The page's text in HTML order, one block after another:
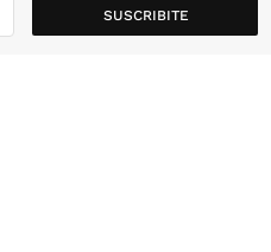
SUSCRIBITE